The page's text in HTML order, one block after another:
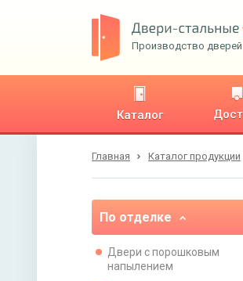
Производство дверей
Каталог
Главная Каталог продукции
По отделке
Двери с порошковым
напылением